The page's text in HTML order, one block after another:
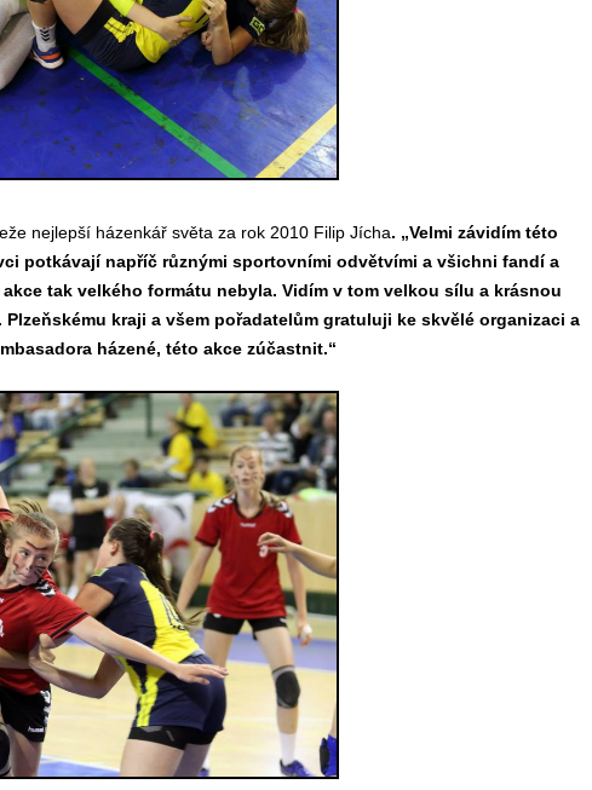
nejlepší házenkář světa za rok 2010 Filip Jícha. „Velmi závidím této
potkávají napříč různými sportovními odvětvími a všichni fandí a
tak velkého formátu nebyla. Vidím v tom velkou sílu a krásnou
kraji a všem pořadatelům gratuluji ke skvělé organizaci a
házené, této akce zúčastnit.“